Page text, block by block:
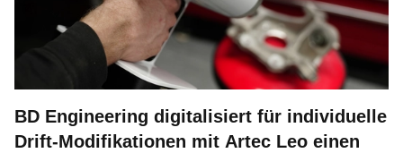
BD Engineering digitalisiert für individuelle
Drift-Modifikationen mit Artec Leo einen